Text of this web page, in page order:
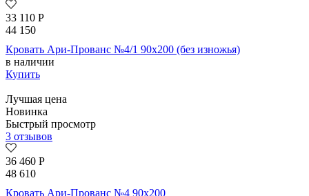
33 110 Р
44 150
Кровать Ари-Прованс №4/1 90х200 (без изножья)
в наличии
Купить
Лучшая цена
Новинка
Быстрый просмотр
3 отзывов
36 460 Р
48 610
Кровать Ари-Прованс №4 90х200